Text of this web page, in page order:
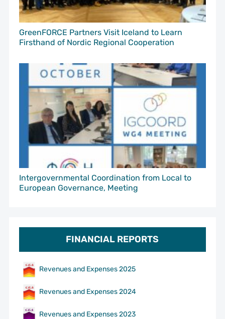
GreenFORCE Partners Visit Iceland to Learn
Firsthand of Nordic Regional Cooperation
Intergovernmental Coordination from Local to
European Governance, Meeting
FINANCIAL REPORTS
Revenues and Expenses 2025
Revenues and Expenses 2024
Revenues and Expenses 2023